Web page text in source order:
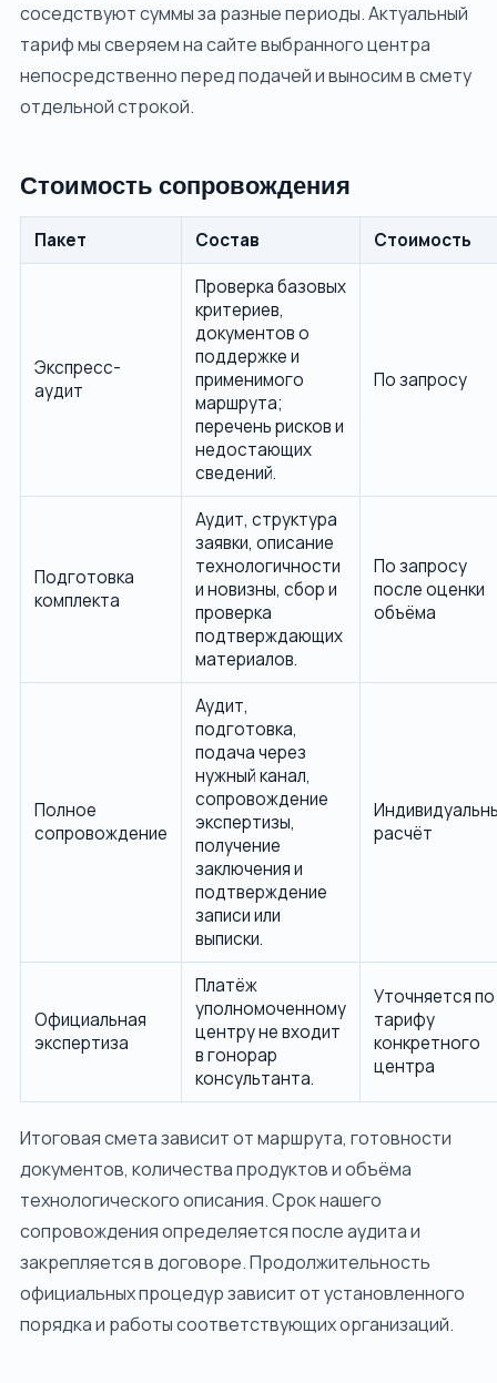
соседствуют суммы за разные периоды. Актуальный
тариф мы сверяем на сайте выбранного центра
непосредственно перед подачей и выносим в смету
отдельной строкой.
Стоимость сопровождения
Пакет Состав Стоимость
Экспресс-
аудит
Проверка базовых
критериев,
документов о
поддержке и
применимого
маршрута;
перечень рисков и
недостающих
сведений.
По запросу
Подготовка
комплекта
Аудит, структура
заявки, описание
технологичности
и новизны, сбор и
проверка
подтверждающих
материалов.
По запросу
после оценки
объёма
Полное
сопровождение
Аудит,
подготовка,
подача через
нужный канал,
сопровождение
экспертизы,
получение
заключения и
подтверждение
записи или
выписки.
расчёт
Официальная
экспертиза
Платёж
уполномоченному
центру не входит
в гонорар
консультанта.
Уточняется по
тарифу
конкретного
центра
Итоговая смета зависит от маршрута, готовности
документов, количества продуктов и объёма
технологического описания. Срок нашего
сопровождения определяется после аудита и
закрепляется в договоре. Продолжительность
официальных процедур зависит от установленного
порядка и работы соответствующих организаций.